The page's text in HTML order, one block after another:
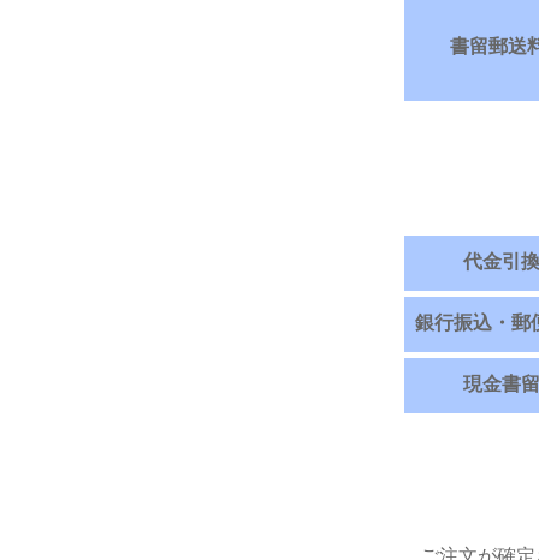
書留郵送
代金引換
銀行振込・郵
現金書留
ご注文が確定